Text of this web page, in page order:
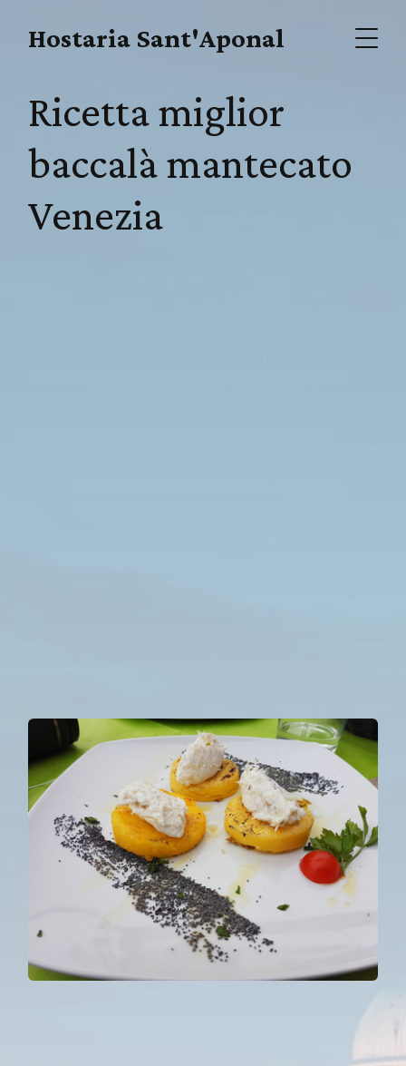
Hostaria Sant'Aponal
Ricetta miglior
baccalà mantecato
Venezia